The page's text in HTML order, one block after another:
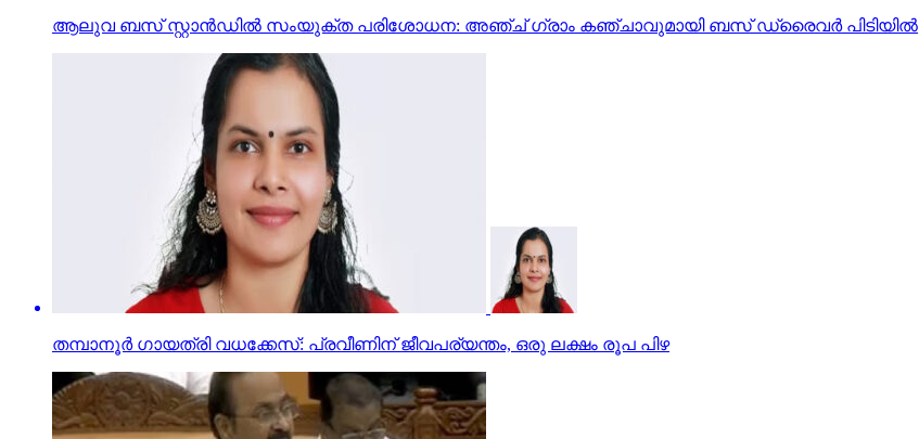
ആലുവ ബസ് സ്റ്റാന്‍ഡില്‍ സംയുക്ത പരിശോധന: അഞ്ച് ഗ്രാം കഞ്ചാവുമായി ബസ് ഡ്രൈവര്‍ പിടിയില്‍
തമ്പാനൂര്‍ ഗായത്രി വധക്കേസ്: പ്രവീണിന് ജീവപര്യന്തം, ഒരു ലക്ഷം രൂപ പിഴ